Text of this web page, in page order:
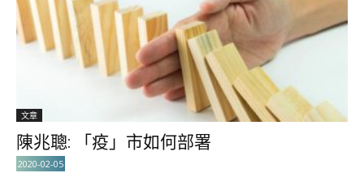
文章
陳兆聰: 「疫」市如何部署
2020-02-05